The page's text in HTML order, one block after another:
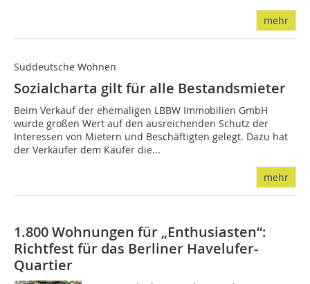
mehr
Süddeutsche Wohnen
Sozialcharta gilt für alle Bestandsmieter
Beim Verkauf der ehemaligen LBBW Immobilien GmbH
wurde großen Wert auf den ausreichenden Schutz der
Interessen von Mietern und Beschäftigten gelegt. Dazu hat
der Verkäufer dem Käufer die...
mehr
1.800 Wohnungen für „Enthusiasten“:
Richtfest für das Berliner Havelufer-
Quartier